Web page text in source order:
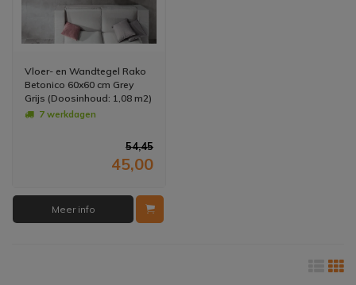
Vloer- en Wandtegel Rako
Betonico 60x60 cm Grey
Grijs (Doosinhoud: 1,08 m2)
(prijs per m2)
7 werkdagen
54,45
45,00
Meer info